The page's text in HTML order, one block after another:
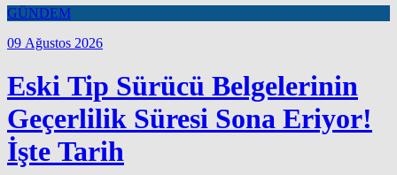
GÜNDEM
09 Ağustos 2026
Eski Tip Sürücü Belgelerinin
Geçerlilik Süresi Sona Eriyor!
İşte Tarih